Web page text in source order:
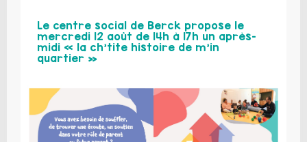
Le centre social de Berck propose le
mercredi 12 août de 14h à 17h un après-
midi « la ch’tite histoire de m’in
quartier »